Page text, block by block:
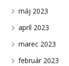
máj 2023
apríl 2023
marec 2023
február 2023